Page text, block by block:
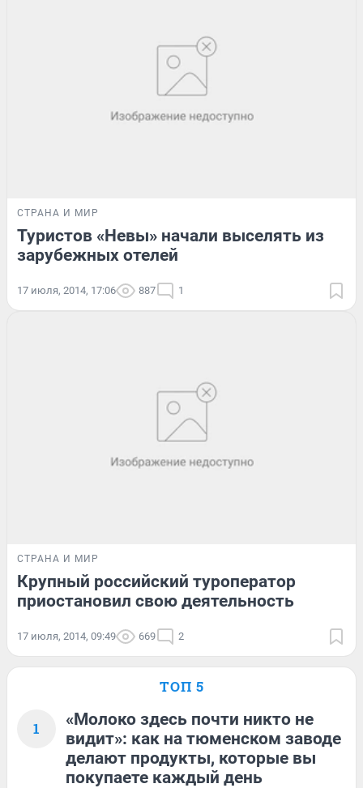
СТРАНА И МИР
Туристов «Невы» начали выселять из
зарубежных отелей
17 июля, 2014, 17:06 887 1
СТРАНА И МИР
Крупный российский туроператор
приостановил свою деятельность
17 июля, 2014, 09:49 669 2
ТОП 5
1
«Молоко здесь почти никто не
видит»: как на тюменском заводе
делают продукты, которые вы
покупаете каждый день